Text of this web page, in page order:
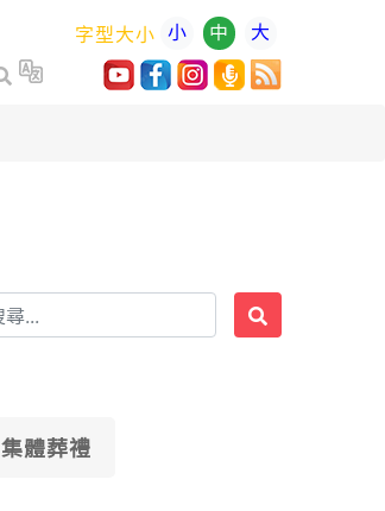
字型大小 小 中 大
集體葬禮